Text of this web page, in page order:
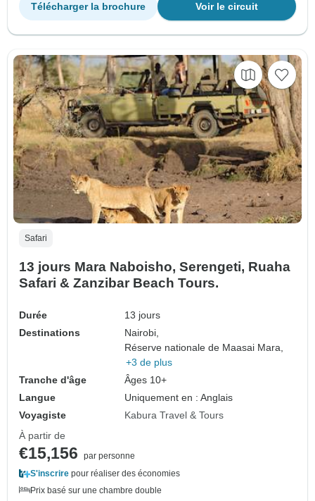
Voir le circuit
Télécharger la brochure
Safari
13 jours Mara Naboisho, Serengeti, Ruaha
Safari & Zanzibar Beach Tours.
Durée
13 jours
Destinations
Nairobi,
Réserve nationale de Maasai Mara,
+3 de plus
Tranche d'âge
Âges 10+
Langue
Uniquement en : Anglais
Voyagiste
Kabura Travel & Tours
À partir de
€15,156
par personne
S'inscrire pour réaliser des économies
Prix basé sur une chambre double